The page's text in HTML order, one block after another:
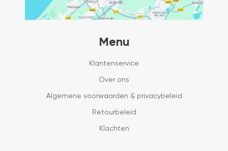
Menu
Klantenservice
Over ons
Algemene voorwaarden & privacybeleid
Retourbeleid
Klachten